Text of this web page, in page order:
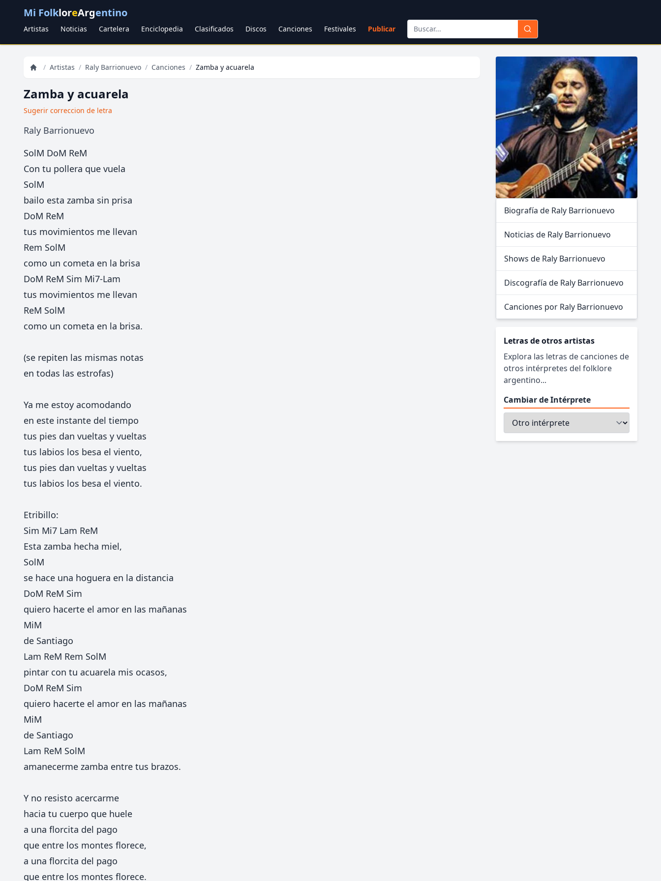
Mi FolkloreArgentino
Artistas Noticias Cartelera Enciclopedia Clasificados Discos Canciones Festivales Publicar
/ Artistas / Raly Barrionuevo / Canciones / Zamba y acuarela
Zamba y acuarela
Sugerir correccion de letra
Raly Barrionuevo
SolM DoM ReM
Con tu pollera que vuela
SolM
bailo esta zamba sin prisa
DoM ReM
tus movimientos me llevan
Rem SolM
como un cometa en la brisa
DoM ReM Sim Mi7-Lam
tus movimientos me llevan
ReM SolM
como un cometa en la brisa.
(se repiten las mismas notas
en todas las estrofas)
Ya me estoy acomodando
en este instante del tiempo
tus pies dan vueltas y vueltas
tus labios los besa el viento,
tus pies dan vueltas y vueltas
tus labios los besa el viento.
Etribillo:
Sim Mi7 Lam ReM
Esta zamba hecha miel,
SolM
se hace una hoguera en la distancia
DoM ReM Sim
quiero hacerte el amor en las mañanas
MiM
de Santiago
Lam ReM Rem SolM
pintar con tu acuarela mis ocasos,
DoM ReM Sim
quiero hacerte el amor en las mañanas
MiM
de Santiago
Lam ReM SolM
amanecerme zamba entre tus brazos.
Y no resisto acercarme
hacia tu cuerpo que huele
a una florcita del pago
que entre los montes florece,
a una florcita del pago
que entre los montes florece.
Biografía de Raly Barrionuevo
Noticias de Raly Barrionuevo
Shows de Raly Barrionuevo
Discografía de Raly Barrionuevo
Canciones por Raly Barrionuevo
Letras de otros artistas
Explora las letras de canciones de
otros intérpretes del folklore
argentino...
Cambiar de Intérprete